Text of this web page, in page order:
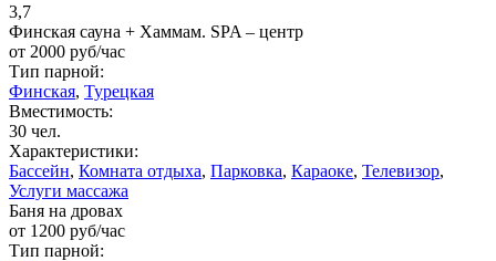
3,7
Финская сауна + Хаммам. SPA – центр
от 2000 руб/час
Тип парной:
Финская, Турецкая
Вместимость:
30 чел.
Характеристики:
Бассейн, Комната отдыха, Парковка, Караоке, Телевизор,
Услуги массажа
Баня на дровах
от 1200 руб/час
Тип парной: